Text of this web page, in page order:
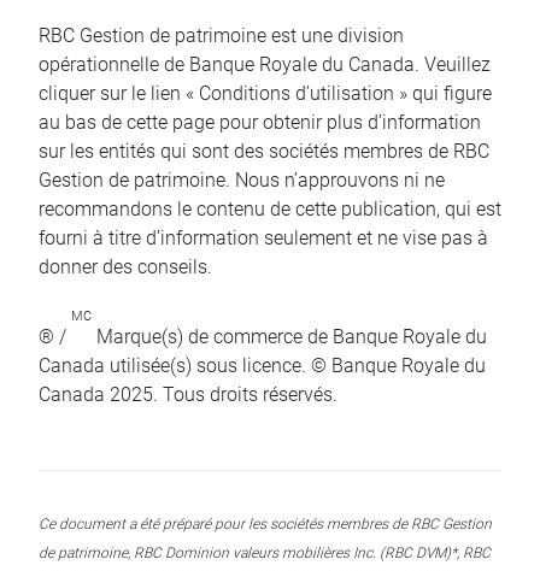
RBC Gestion de patrimoine est une division
opérationnelle de Banque Royale du Canada. Veuillez
cliquer sur le lien « Conditions d’utilisation » qui figure
au bas de cette page pour obtenir plus d’information
sur les entités qui sont des sociétés membres de RBC
Gestion de patrimoine. Nous n’approuvons ni ne
recommandons le contenu de cette publication, qui est
fourni à titre d’information seulement et ne vise pas à
donner des conseils.
® /
MC
Marque(s) de commerce de Banque Royale du
Canada utilisée(s) sous licence. © Banque Royale du
Canada 2025. Tous droits réservés.
Ce document a été préparé pour les sociétés membres de RBC Gestion
de patrimoine, RBC Dominion valeurs mobilières Inc. (RBC DVM)*, RBC